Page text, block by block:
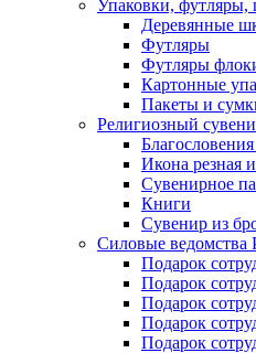
Упаковки, футляры,
Деревянные
Футляры
Футляры
Картонные
Пакеты и
Религиозный
Икона резная
Сувенирное
Книги
Сувенир из
Силовые ведомства
Подарок
Подарок
Подарок
Подарок
Подарок